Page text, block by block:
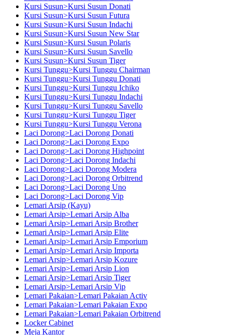
Kursi Susun>Kursi Susun Donati
Kursi Susun>Kursi Susun Futura
Kursi Susun>Kursi Susun Indachi
Kursi Susun>Kursi Susun New Star
Kursi Susun>Kursi Susun Polaris
Kursi Susun>Kursi Susun Savello
Kursi Susun>Kursi Susun Tiger
Kursi Tunggu>Kursi Tunggu Chairman
Kursi Tunggu>Kursi Tunggu Donati
Kursi Tunggu>Kursi Tunggu Ichiko
Kursi Tunggu>Kursi Tunggu Indachi
Kursi Tunggu>Kursi Tunggu Savello
Kursi Tunggu>Kursi Tunggu Tiger
Kursi Tunggu>Kursi Tunggu Verona
Laci Dorong>Laci Dorong Donati
Laci Dorong>Laci Dorong Expo
Laci Dorong>Laci Dorong Highpoint
Laci Dorong>Laci Dorong Indachi
Laci Dorong>Laci Dorong Modera
Laci Dorong>Laci Dorong Orbitrend
Laci Dorong>Laci Dorong Uno
Laci Dorong>Laci Dorong Vip
Lemari Arsip (Kayu)
Lemari Arsip>Lemari Arsip Alba
Lemari Arsip>Lemari Arsip Brother
Lemari Arsip>Lemari Arsip Elite
Lemari Arsip>Lemari Arsip Emporium
Lemari Arsip>Lemari Arsip Importa
Lemari Arsip>Lemari Arsip Kozure
Lemari Arsip>Lemari Arsip Lion
Lemari Arsip>Lemari Arsip Tiger
Lemari Arsip>Lemari Arsip Vip
Lemari Pakaian>Lemari Pakaian Activ
Lemari Pakaian>Lemari Pakaian Expo
Lemari Pakaian>Lemari Pakaian Orbitrend
Locker Cabinet
Meja Kantor